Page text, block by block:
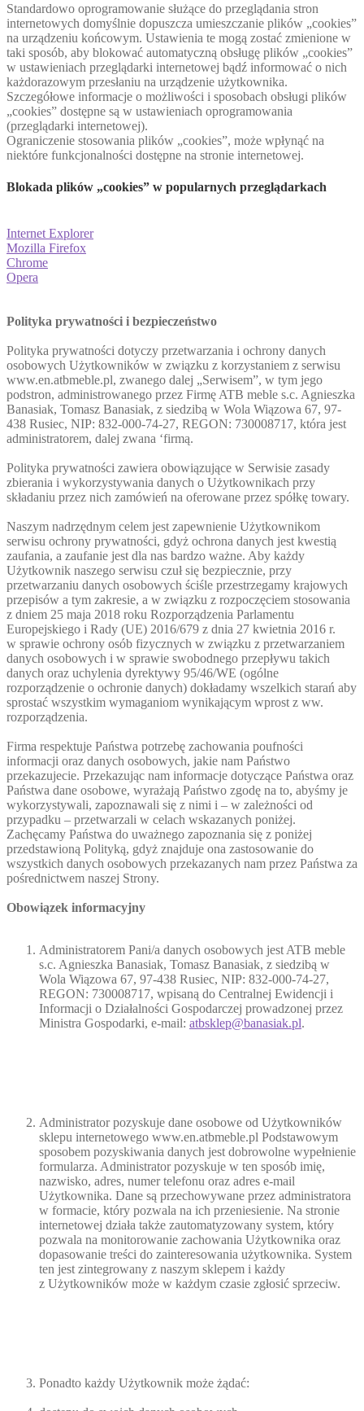
Standardowo oprogramowanie służące do przeglądania stron
internetowych domyślnie dopuszcza umieszczanie plików „cookies”
na urządzeniu końcowym. Ustawienia te mogą zostać zmienione w
taki sposób, aby blokować automatyczną obsługę plików „cookies”
w ustawieniach przeglądarki internetowej bądź informować o nich
każdorazowym przesłaniu na urządzenie użytkownika.
Szczegółowe informacje o możliwości i sposobach obsługi plików
„cookies” dostępne są w ustawieniach oprogramowania
(przeglądarki internetowej).
Ograniczenie stosowania plików „cookies”, może wpłynąć na
niektóre funkcjonalności dostępne na stronie internetowej.
Blokada plików „cookies” w popularnych przeglądarkach
Internet Explorer
Mozilla Firefox
Chrome
Opera
Polityka prywatności i bezpieczeństwo
Polityka prywatności dotyczy przetwarzania i ochrony danych
osobowych Użytkowników w związku z korzystaniem z serwisu
www.en.atbmeble.pl, zwanego dalej „Serwisem”, w tym jego
podstron, administrowanego przez Firmę ATB meble s.c. Agnieszka
Banasiak, Tomasz Banasiak, z siedzibą w Wola Wiązowa 67, 97-
438 Rusiec, NIP: 832-000-74-27, REGON: 730008717, która jest
administratorem, dalej zwana ‘firmą.
Polityka prywatności zawiera obowiązujące w Serwisie zasady
zbierania i wykorzystywania danych o Użytkownikach przy
składaniu przez nich zamówień na oferowane przez spółkę towary.
Naszym nadrzędnym celem jest zapewnienie Użytkownikom
serwisu ochrony prywatności, gdyż ochrona danych jest kwestią
zaufania, a zaufanie jest dla nas bardzo ważne. Aby każdy
Użytkownik naszego serwisu czuł się bezpiecznie, przy
przetwarzaniu danych osobowych ściśle przestrzegamy krajowych
przepisów a tym zakresie, a w związku z rozpoczęciem stosowania
z dniem 25 maja 2018 roku Rozporządzenia Parlamentu
Europejskiego i Rady (UE) 2016/679 z dnia 27 kwietnia 2016 r.
w sprawie ochrony osób fizycznych w związku z przetwarzaniem
danych osobowych i w sprawie swobodnego przepływu takich
danych oraz uchylenia dyrektywy 95/46/WE (ogólne
rozporządzenie o ochronie danych) dokładamy wszelkich starań aby
sprostać wszystkim wymaganiom wynikającym wprost z ww.
rozporządzenia.
Firma respektuje Państwa potrzebę zachowania poufności
informacji oraz danych osobowych, jakie nam Państwo
przekazujecie. Przekazując nam informacje dotyczące Państwa oraz
Państwa dane osobowe, wyrażają Państwo zgodę na to, abyśmy je
wykorzystywali, zapoznawali się z nimi i – w zależności od
przypadku – przetwarzali w celach wskazanych poniżej.
Zachęcamy Państwa do uważnego zapoznania się z poniżej
przedstawioną Polityką, gdyż znajduje ona zastosowanie do
wszystkich danych osobowych przekazanych nam przez Państwa za
pośrednictwem naszej Strony.
Obowiązek informacyjny
Administratorem Pani/a danych osobowych jest ATB meble
s.c. Agnieszka Banasiak, Tomasz Banasiak, z siedzibą w
Wola Wiązowa 67, 97-438 Rusiec, NIP: 832-000-74-27,
REGON: 730008717, wpisaną do Centralnej Ewidencji i
Informacji o Działalności Gospodarczej prowadzonej przez
Ministra Gospodarki, e-mail: atbsklep@banasiak.pl.
Administrator pozyskuje dane osobowe od Użytkowników
sklepu internetowego www.en.atbmeble.pl Podstawowym
sposobem pozyskiwania danych jest dobrowolne wypełnienie
formularza. Administrator pozyskuje w ten sposób imię,
nazwisko, adres, numer telefonu oraz adres e-mail
Użytkownika. Dane są przechowywane przez administratora
w formacie, który pozwala na ich przeniesienie. Na stronie
internetowej działa także zautomatyzowany system, który
pozwala na monitorowanie zachowania Użytkownika oraz
dopasowanie treści do zainteresowania użytkownika. System
ten jest zintegrowany z naszym sklepem i każdy
z Użytkowników może w każdym czasie zgłosić sprzeciw.
Ponadto każdy Użytkownik może żądać: